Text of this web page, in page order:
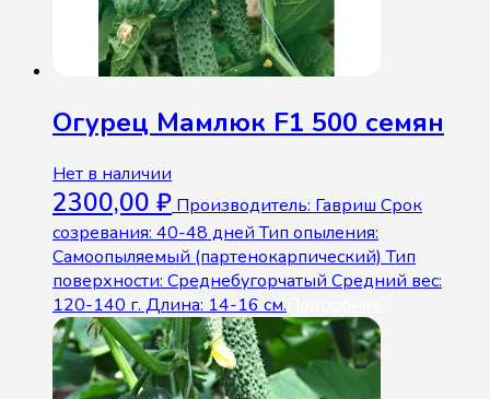
Огурец Мамлюк F1 500 семян
Нет в наличии
2300,00 ₽ Производитель: Гавриш Срок
созревания: 40-48 дней Тип опыления:
Самоопыляемый (партенокарпический) Тип
поверхности: Среднебугорчатый Средний вес:
120-140 г. Длина: 14-16 см.